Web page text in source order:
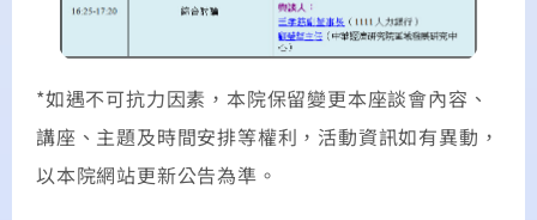
*如遇不可抗力因素，本院保留變更本座談會內容、
講座、主題及時間安排等權利，活動資訊如有異動，
以本院網站更新公告為準。